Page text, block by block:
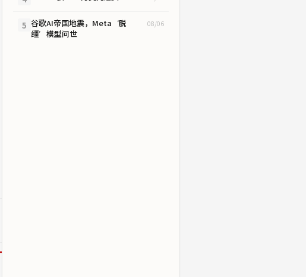
5 谷歌AI帝国地震，Meta‘脱
缰’模型问世
08/06